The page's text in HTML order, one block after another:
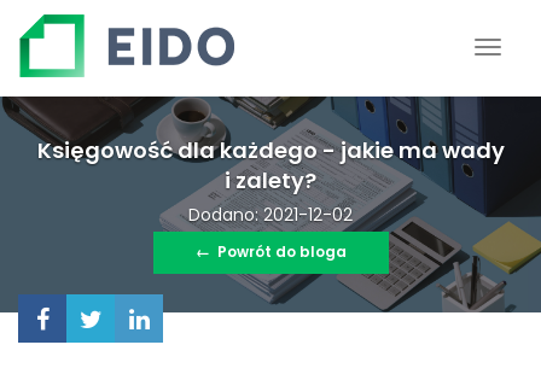
Księgowość dla każdego - jakie ma wady
i zalety?
Dodano: 2021-12-02
← Powrót do bloga